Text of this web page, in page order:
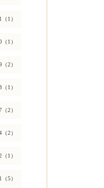
1）
1）
2）
1）
2）
2）
1）
5）